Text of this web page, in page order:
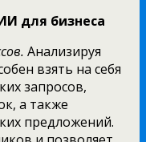
для бизнеса
Анализируя
взять на себя
запросов,
а также
предложений.